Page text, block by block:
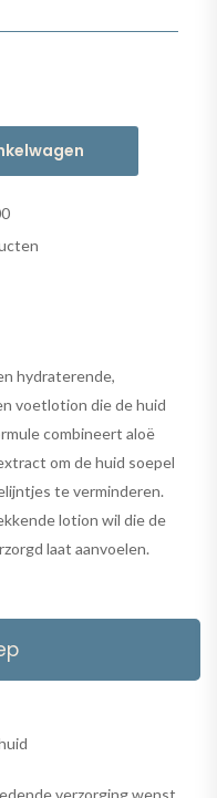
hydraterende,
voetlotion die de huid
combineert aloë
om de huid soepel
te verminderen.
lotion wil die de
laat aanvoelen.
verzorging wenst